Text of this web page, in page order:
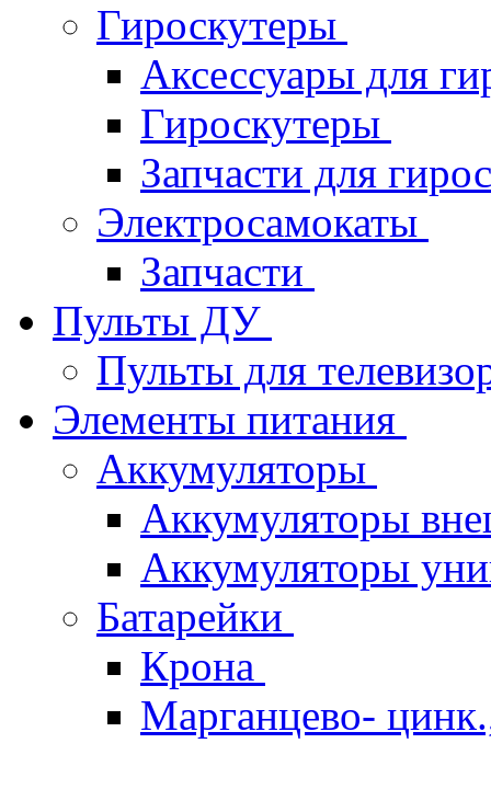
Гироскутеры
Аксессуары для
Гироскутеры
Запчасти для
Электросамокаты
Запчасти
Пульты ДУ
Пульты для
Элементы питания
Аккумуляторы
Аккумуляторы
Аккумуляторы
Батарейки
Крона
Марганцево-